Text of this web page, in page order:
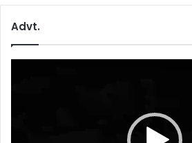
Advt.